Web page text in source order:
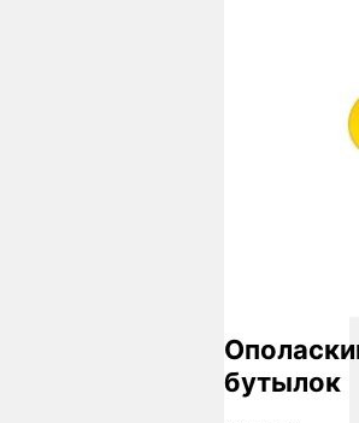
бутылок